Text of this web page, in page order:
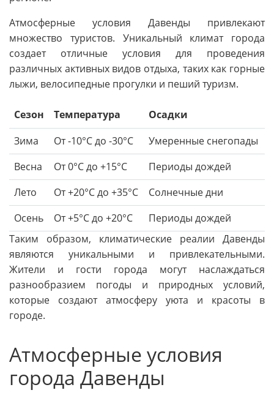
Атмосферные условия Давенды привлекают
множество туристов. Уникальный климат города
создает отличные условия для проведения
различных активных видов отдыха, таких как горные
лыжи, велосипедные прогулки и пеший туризм.
Сезон Температура
Осадки
Зима
От -10°C до -30°C
Умеренные снегопады
Весна
От 0°C до +15°C
Периоды дождей
Лето
От +20°C до +35°C
Солнечные дни
Осень
От +5°C до +20°C
Периоды дождей
Таким образом, климатические реалии Давенды
являются уникальными и привлекательными.
Жители и гости города могут наслаждаться
разнообразием погоды и природных условий,
которые создают атмосферу уюта и красоты в
городе.
Атмосферные условия
города Давенды